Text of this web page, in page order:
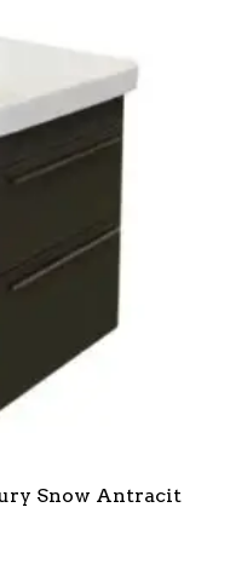
Snow Antracit